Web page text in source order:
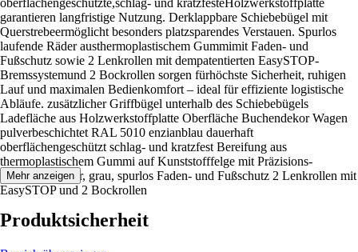
oberflächengeschützte,schlag- und kratzfesteHolzwerkstoffplatte
garantieren langfristige Nutzung. Derklappbare Schiebebügel mit
Querstrebeermöglicht besonders platzsparendes Verstauen. Spurlos
laufende Räder austhermoplastischem Gummimit Faden- und
Fußschutz sowie 2 Lenkrollen mit dempatentierten EasySTOP-
Bremssystemund 2 Bockrollen sorgen fürhöchste Sicherheit, ruhigen
Lauf und maximalen Bedienkomfort – ideal für effiziente logistische
Abläufe. zusätzlicher Griffbügel unterhalb des Schiebebügels
Ladefläche aus Holzwerkstoffplatte Oberfläche Buchendekor Wagen
pulverbeschichtet RAL 5010 enzianblau dauerhaft
oberflächengeschützt schlag- und kratzfest Bereifung aus
thermoplastischem Gummi auf Kunststofffelge mit Präzisions-
Rillenkugellager, grau, spurlos Faden- und Fußschutz 2 Lenkrollen mit
EasySTOP und 2 Bockrollen
Mehr anzeigen
Produktsicherheit